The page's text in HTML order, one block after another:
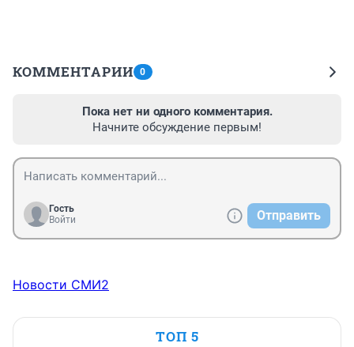
КОММЕНТАРИИ 0
Пока нет ни одного комментария.
Начните обсуждение первым!
Гость
Войти
Отправить
Новости СМИ2
ТОП 5